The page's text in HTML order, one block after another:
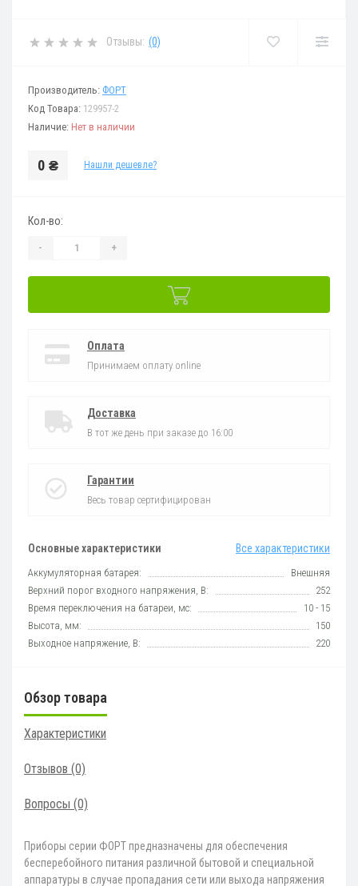
Отзывы: (0)
Производитель: ФОРТ
Код Товара: 129957-2
Наличие: Нет в наличии
0 ₴ Нашли дешевле?
Основные характеристики Все характеристики
Аккумуляторная батарея:
Внешняя
Верхний порог входного напряжения, В:
252
Время переключения на батареи, мс:
10 - 15
Высота, мм:
150
Выходное напряжение, В:
220
Кол-во:
- +
Оплата
Принимаем оплату online
Доставка
В тот же день при заказе до 16:00
Гарантии
Весь товар сертифицирован
Обзор товара
Характеристики
Отзывов (0)
Вопросы (0)
Приборы серии ФОРТ предназначены для обеспечения
бесперебойного питания различной бытовой и специальной
аппаратуры в случае пропадания сети или выхода напряжения